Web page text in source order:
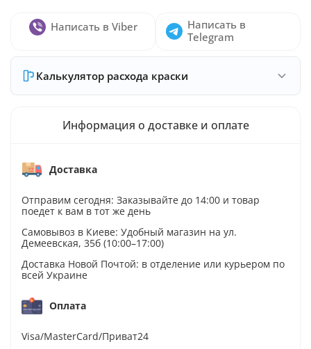
Написать в Viber
Написать в
Telegram
Калькулятор расхода краски
Информация о доставке и оплате
Доставка
Отправим сегодня: Заказывайте до 14:00 и товар
поедет к вам в тот же день
Самовывоз в Киеве: Удобный магазин на ул.
Демеевская, 35б (10:00–17:00)
Доставка Новой Почтой: в отделение или курьером по
всей Украине
Оплата
Visa/MasterCard/Приват24